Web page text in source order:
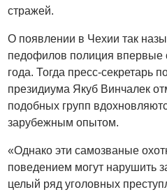
стражей.
О появлении в Чехии так
педофилов полиция впервые
года. Тогда пресс-секретарь
президиума Якуб Винчалек
подобных групп
зарубежным опытом.
«Однако эти самозваные
поведением могут нарушить
целый ряд уголовных